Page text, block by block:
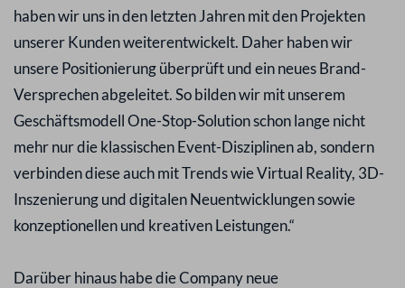
haben wir uns in den letzten Jahren mit den Projekten
unserer Kunden weiterentwickelt. Daher haben wir
unsere Positionierung überprüft und ein neues Brand-
Versprechen abgeleitet. So bilden wir mit unserem
Geschäftsmodell One-Stop-Solution schon lange nicht
mehr nur die klassischen Event-Disziplinen ab, sondern
verbinden diese auch mit Trends wie Virtual Reality, 3D-
Inszenierung und digitalen Neuentwicklungen sowie
konzeptionellen und kreativen Leistungen.“
Darüber hinaus habe die Company neue